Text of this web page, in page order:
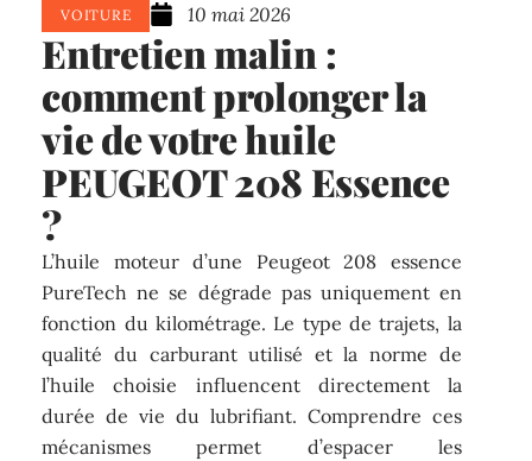
VOITURE 10 mai 2026
Entretien malin :
comment prolonger la
vie de votre huile
PEUGEOT 208 Essence
?
L’huile moteur d’une Peugeot 208 essence
PureTech ne se dégrade pas uniquement en
fonction du kilométrage. Le type de trajets, la
qualité du carburant utilisé et la norme de
l’huile choisie influencent directement la
durée de vie du lubrifiant. Comprendre ces
mécanismes permet d’espacer les